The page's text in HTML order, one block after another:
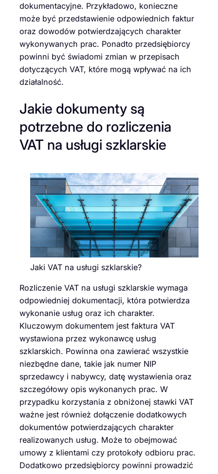
dokumentacyjne. Przykładowo, konieczne
może być przedstawienie odpowiednich faktur
oraz dowodów potwierdzających charakter
wykonywanych prac. Ponadto przedsiębiorcy
powinni być świadomi zmian w przepisach
dotyczących VAT, które mogą wpływać na ich
działalność.
Jakie dokumenty są
potrzebne do rozliczenia
VAT na usługi szklarskie
Jaki VAT na usługi szklarskie?
Rozliczenie VAT na usługi szklarskie wymaga
odpowiedniej dokumentacji, która potwierdza
wykonanie usług oraz ich charakter.
Kluczowym dokumentem jest faktura VAT
wystawiona przez wykonawcę usług
szklarskich. Powinna ona zawierać wszystkie
niezbędne dane, takie jak numer NIP
sprzedawcy i nabywcy, datę wystawienia oraz
szczegółowy opis wykonanych prac. W
przypadku korzystania z obniżonej stawki VAT
ważne jest również dołączenie dodatkowych
dokumentów potwierdzających charakter
realizowanych usług. Może to obejmować
umowy z klientami czy protokoły odbioru prac.
Dodatkowo przedsiębiorcy powinni prowadzić